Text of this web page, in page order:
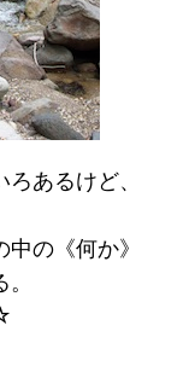
あるけど、
の《何か》